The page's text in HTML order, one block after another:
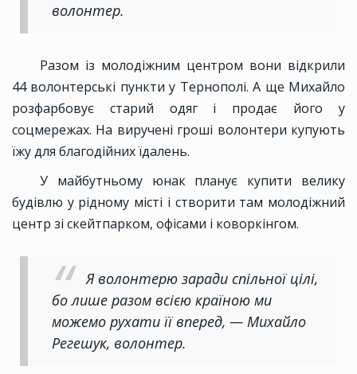
волонтер.
Разом із молодіжним центром вони відкрили
44 волонтерські пункти у Тернополі. А ще Михайло
розфарбовує старий одяг і продає його у
соцмережах. На виручені гроші волонтери купують
їжу для благодійних їдалень.
У майбутньому юнак планує купити велику
будівлю у рідному місті і створити там молодіжний
центр зі скейтпарком, офісами і коворкінгом.
Я волонтерю заради спільної цілі,
бо лише разом всією країною ми
можемо рухати її вперед, — Михайло
Регешук, волонтер.